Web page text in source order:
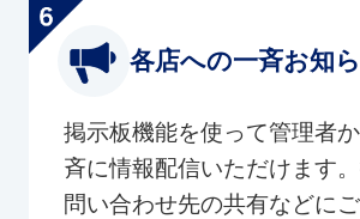
各店への一斉お知
掲示板機能を使って管理者
斉に情報配信いただけます
問い合わせ先の共有などに